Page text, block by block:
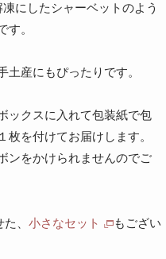
にしたシャーベットのよう
す。
産にもぴったりです。
ックスに入れて包装紙で包
枚を付けてお届けします。
ンをかけられませんのでご
、 小さなセット
もござい